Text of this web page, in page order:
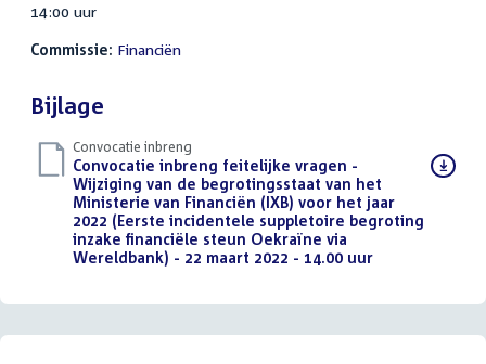
14:00 uur
Commissie: Financiën
Bijlage
Convocatie inbreng
Download
bestand:
Convocatie inbreng feitelijke vragen -
Wijziging van de begrotingsstaat van het
Ministerie van Financiën (IXB) voor het jaar
2022 (Eerste incidentele suppletoire begroting
inzake financiële steun Oekraïne via
Wereldbank) - 22 maart 2022 - 14.00 uur(PDF)